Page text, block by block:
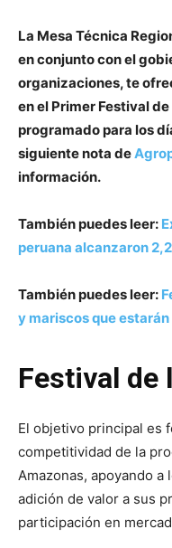
La Mesa Técnica
en conjunto con el
organizaciones, te
en el Primer Festival
programado para los
siguiente nota de
información.
También puedes leer:
peruana alcanzaron
También puedes leer:
y mariscos que
Festival de
El objetivo principal es
competitividad de la
Amazonas, apoyando
adición de valor a sus
participación en